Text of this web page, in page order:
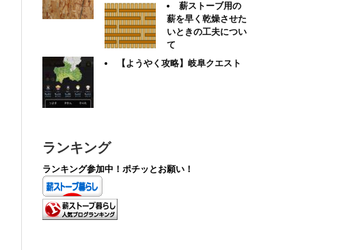
薪ストーブ用の
薪を早く乾燥させた
いときの工夫につい
て
【ようやく攻略】岐阜クエスト
ランキング
ランキング参加中！ポチッとお願い！